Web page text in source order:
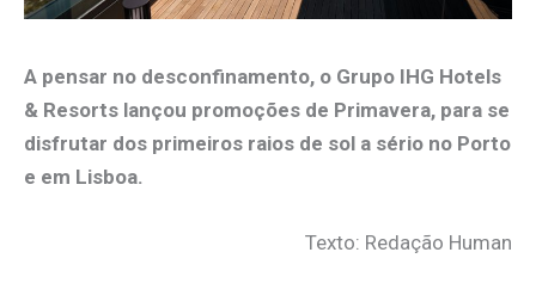
A pensar no desconfinamento, o Grupo IHG Hotels
& Resorts lançou promoções de Primavera, para se
disfrutar dos primeiros raios de sol a sério no Porto
e em Lisboa.
Texto: Redação Human